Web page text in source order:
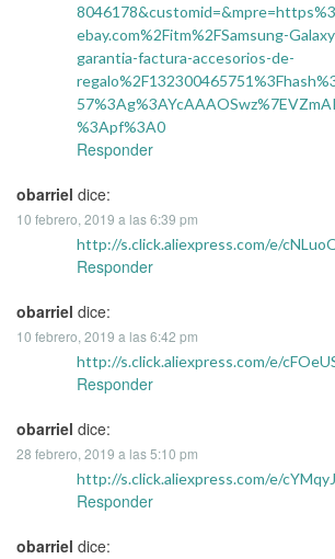
ebay.com%2Fitm%2FSamsung-
garantia-factura-accesorios-de-
%3Apf%3A0
Responder
obarriel dice:
10 febrero, 2019 a las 6:39 pm
http://s.click.aliexpress.com/e/
Responder
obarriel dice:
10 febrero, 2019 a las 6:42 pm
http://s.click.aliexpress.com/e/
Responder
obarriel dice:
28 febrero, 2019 a las 5:10 pm
http://s.click.aliexpress.com/e/
Responder
obarriel dice: